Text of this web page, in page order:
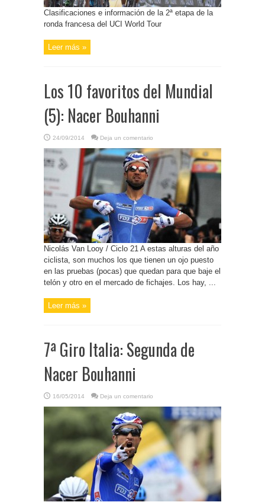
Clasificaciones e información de la 2ª etapa de la
ronda francesa del UCI World Tour
Leer más »
Los 10 favoritos del Mundial
(5): Nacer Bouhanni
24/09/2014 Deja un comentario
Nicolás Van Looy / Ciclo 21 A estas alturas del año
ciclista, son muchos los que tienen un ojo puesto
en las pruebas (pocas) que quedan para que baje el
telón y otro en el mercado de fichajes. Los hay, ...
Leer más »
7ª Giro Italia: Segunda de
Nacer Bouhanni
16/05/2014 Deja un comentario